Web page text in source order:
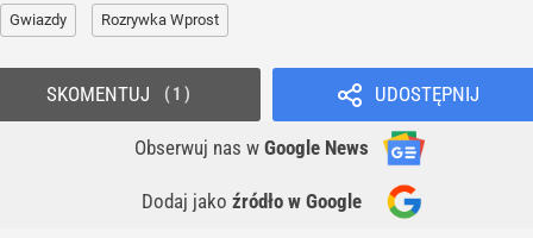
Gwiazdy Rozrywka Wprost
UDOSTĘPNIJ
Obserwuj nas w Google News
Dodaj jako źródło w Google
SKOMENTUJ 1